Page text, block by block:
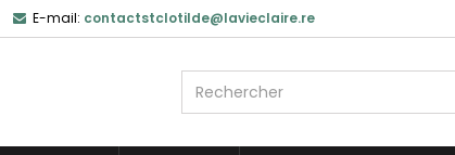
E-mail: contactstclotilde@lavieclaire.re